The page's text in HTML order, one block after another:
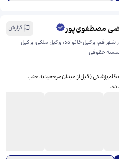
مصطفوی‌پور
گزارش
شهر قم، وکیل خانواده، وکیل ملکی، وکیل
حقوقی
نظام‌پزشکی (قبل‌از میدان‌مرجعیت)، جنب
ده.